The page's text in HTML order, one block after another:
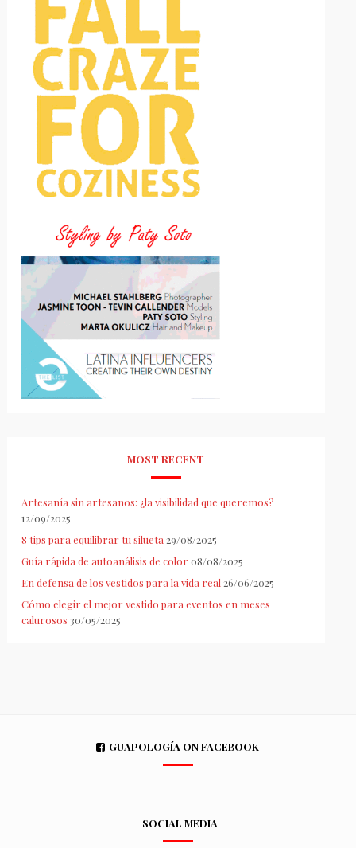
MOST RECENT
Artesanía sin artesanos: ¿la visibilidad que queremos?
12/09/2025
8 tips para equilibrar tu silueta 29/08/2025
Guía rápida de autoanálisis de color 08/08/2025
En defensa de los vestidos para la vida real 26/06/2025
Cómo elegir el mejor vestido para eventos en meses
calurosos 30/05/2025
GUAPOLOGÍA ON FACEBOOK
SOCIAL MEDIA